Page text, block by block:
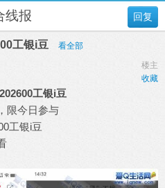
回复
线报
工银i豆
看全部
楼主
收藏
工银i豆
限今日参与
工银i豆